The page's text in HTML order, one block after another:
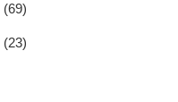
(69)
(23)